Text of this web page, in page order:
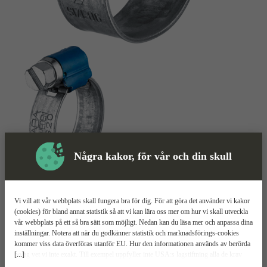
Några kakor, för vår och din skull
[...]
Vi vill att vår webbplats skall fungera bra för dig. För att göra det använder vi kakor
(cookies) för bland annat statistik så att vi kan lära oss mer om hur vi skall utveckla
vår webbplats på ett så bra sätt som möjligt. Nedan kan du läsa mer och anpassa dina
inställningar. Notera att när du godkänner statistik och marknadsförings-cookies
kommer viss data överföras utanför EU. Hur den informationen används av berörda
bolag vet vi inte exakt. Till exempel uppfyller inte USA:s lagstiftning alla de krav
Slangklämma
ABA NOVA
Rundade bandkanter
Mekaniskt lås utan svetspunkter